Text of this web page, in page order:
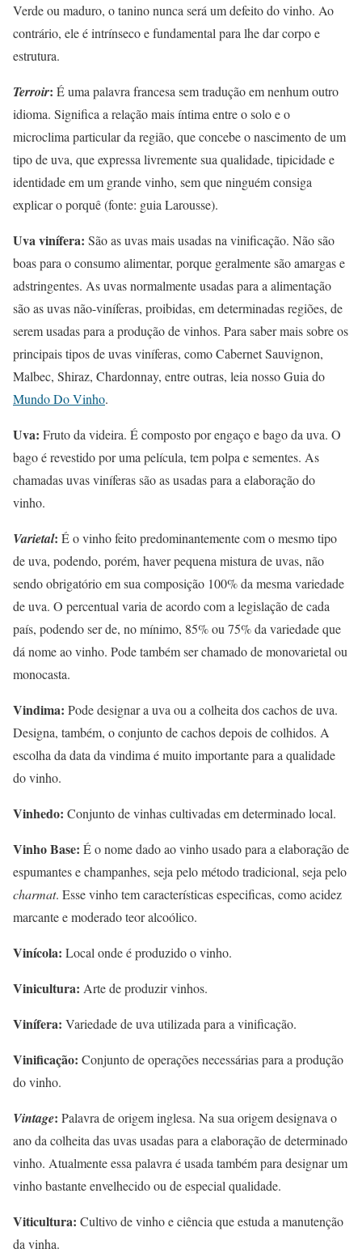
Verde ou maduro, o tanino nunca será um defeito do vinho. Ao
contrário, ele é intrínseco e fundamental para lhe dar corpo e
estrutura.
Terroir: É uma palavra francesa sem tradução em nenhum outro
idioma. Significa a relação mais íntima entre o solo e o
microclima particular da região, que concebe o nascimento de um
tipo de uva, que expressa livremente sua qualidade, tipicidade e
identidade em um grande vinho, sem que ninguém consiga
explicar o porquê (fonte: guia Larousse).
Uva vinífera: São as uvas mais usadas na vinificação. Não são
boas para o consumo alimentar, porque geralmente são amargas e
adstringentes. As uvas normalmente usadas para a alimentação
são as uvas não-viníferas, proibidas, em determinadas regiões, de
serem usadas para a produção de vinhos. Para saber mais sobre os
principais tipos de uvas viníferas, como Cabernet Sauvignon,
Malbec, Shiraz, Chardonnay, entre outras, leia nosso Guia do
Mundo Do Vinho.
Uva: Fruto da videira. É composto por engaço e bago da uva. O
bago é revestido por uma película, tem polpa e sementes. As
chamadas uvas viníferas são as usadas para a elaboração do
vinho.
Varietal: É o vinho feito predominantemente com o mesmo tipo
de uva, podendo, porém, haver pequena mistura de uvas, não
sendo obrigatório em sua composição 100% da mesma variedade
de uva. O percentual varia de acordo com a legislação de cada
país, podendo ser de, no mínimo, 85% ou 75% da variedade que
dá nome ao vinho. Pode também ser chamado de monovarietal ou
monocasta.
Vindima: Pode designar a uva ou a colheita dos cachos de uva.
Designa, também, o conjunto de cachos depois de colhidos. A
escolha da data da vindima é muito importante para a qualidade
do vinho.
Vinhedo: Conjunto de vinhas cultivadas em determinado local.
Vinho Base: É o nome dado ao vinho usado para a elaboração de
espumantes e champanhes, seja pelo método tradicional, seja pelo
charmat. Esse vinho tem características especificas, como acidez
marcante e moderado teor alcoólico.
Vinícola: Local onde é produzido o vinho.
Vinicultura: Arte de produzir vinhos.
Vinífera: Variedade de uva utilizada para a vinificação.
Vinificação: Conjunto de operações necessárias para a produção
do vinho.
Vintage: Palavra de origem inglesa. Na sua origem designava o
ano da colheita das uvas usadas para a elaboração de determinado
vinho. Atualmente essa palavra é usada também para designar um
vinho bastante envelhecido ou de especial qualidade.
Viticultura: Cultivo de vinho e ciência que estuda a manutenção
da vinha.